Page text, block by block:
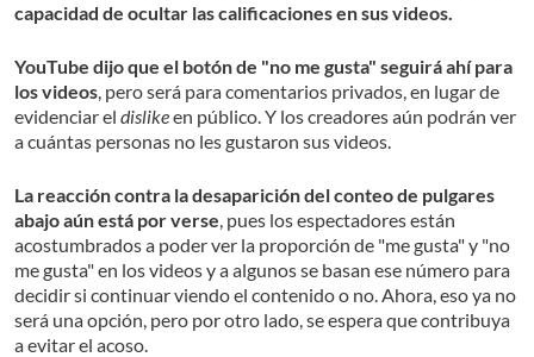
capacidad de ocultar las calificaciones en sus videos.
YouTube dijo que el botón de "no me gusta" seguirá ahí para
los videos , pero será para comentarios privados, en lugar de
evidenciar el dislikeen público. Y los creadores aún podrán ver
a cuántas personas no les gustaron sus videos.
La reacción contra la desaparición del conteo de pulgares
abajo aún está por verse , pues los espectadores están
acostumbrados a poder ver la proporción de "me gusta" y "no
me gusta" en los videos y a algunos se basan ese número para
decidir si continuar viendo el contenido o no. Ahora, eso ya no
será una opción, pero por otro lado, se espera que contribuya
a evitar el acoso.